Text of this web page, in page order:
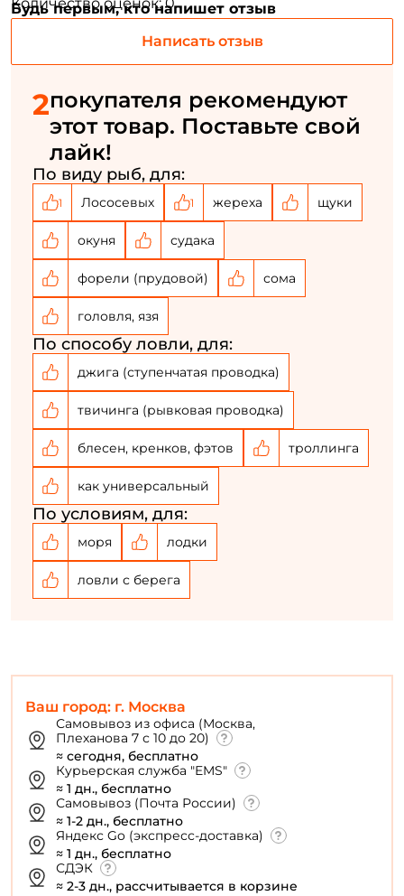
Ваш город: г. Москва
Самовывоз из офиса (Москва,
Плеханова 7 с 10 до 20)
≈ сегодня, бесплатно
Курьерская служба "EMS"
≈ 1 дн., бесплатно
Самовывоз (Почта России)
≈ 1-2 дн., бесплатно
Яндекс Go (экспресс-доставка)
≈ 1 дн., бесплатно
СДЭК
≈ 2-3 дн., рассчитывается в корзине
Количество оценок: 0
Будь первым, кто напишет отзыв
Написать отзыв
2покупателя рекомендуют
этот товар. Поставьте свой
лайк!
По виду рыб, для:
1 Лососевых 1 жереха щуки
окуня судака
форели (прудовой) сома
головля, язя
По способу ловли, для:
джига (ступенчатая проводка)
твичинга (рывковая проводка)
блесен, кренков, фэтов троллинга
как универсальный
По условиям, для:
моря лодки
ловли с берега
Номер телефона: *
Придумайте пароль: *
Повторите пароль: *
Заполняя данную форму вы соглашаетесь на обработку
персональных данных
Создать аккаунт
У меня уже есть аккаунт